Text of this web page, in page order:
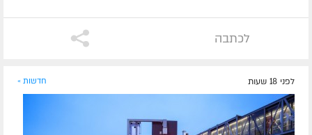
לכתבה
לפני 18 שעות חדשות »